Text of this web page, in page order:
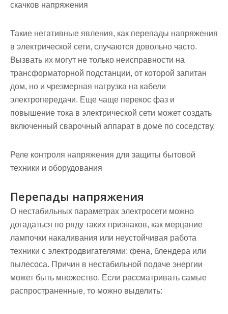
скачков напряжения
Такие негативные явления, как перепады напряжения
в электрической сети, случаются довольно часто.
Вызвать их могут не только неисправности на
трансформаторной подстанции, от которой запитан
дом, но и чрезмерная нагрузка на кабели
электропередачи. Еще чаще перекос фаз и
повышение тока в электрической сети может создать
включенный сварочный аппарат в доме по соседству.
Реле контроля напряжения для защиты бытовой
техники и оборудования
Перепады напряжения
О нестабильных параметрах электросети можно
догадаться по ряду таких признаков, как мерцание
лампочки накаливания или неустойчивая работа
техники с электродвигателями: фена, блендера или
пылесоса. Причин в нестабильной подаче энергии
может быть множество. Если рассматривать самые
распространенные, то можно выделить: